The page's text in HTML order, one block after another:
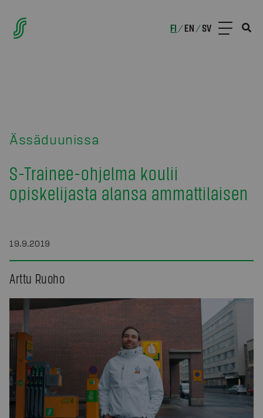
FI /EN /SV
Ässäduunissa
S-Trainee-ohjelma koulii
opiskelijasta alansa ammattilaisen
19.9.2019
Arttu Ruoho